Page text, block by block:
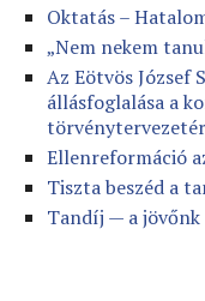
Oktatás –
„Nem nekem
Az Eötvös József
állásfoglalása a
Ellenreformáció
Tiszta beszéd a
Tandíj — a jövőnk